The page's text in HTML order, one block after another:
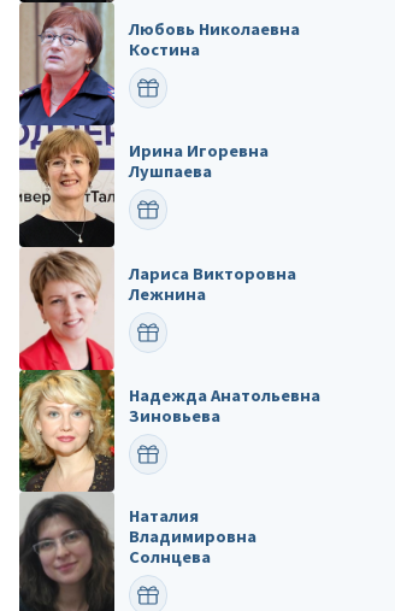
Любовь Николаевна
Костина
ПОЗДРАВИТЬ
Ирина Игоревна
Лушпаева
ПОЗДРАВИТЬ
Лариса Викторовна
Лежнина
ПОЗДРАВИТЬ
Надежда Анатольевна
Зиновьева
ПОЗДРАВИТЬ
Наталия
Владимировна
Солнцева
ПОЗДРАВИТЬ